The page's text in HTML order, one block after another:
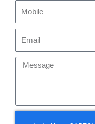
Message